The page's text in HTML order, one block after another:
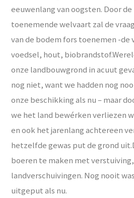
eeuwenlang van oogsten. Door
toenemende welvaart zal de
van de bodem fors toenemen -de
voedsel, hout,
onze landbouwgrond in acuut
nog niet, want we hadden nog
onze beschikking als nu – maar
we het land bewérken verliezen
en ook het jarenlang achtereen
hetzelfde gewas put de grond
boeren te maken met
landverschuivingen. Nog nooit
uitgeput als nu.